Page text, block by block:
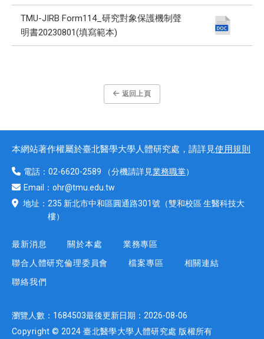
TMU-JIRB Form114_研究對象保護機制聲
明書20230801(填寫範本)
返回上頁
本網站著作權屬於臺北醫學大學人體研究處，請詳見使用規則
電話： 02-6620-2589 （分機請詳見業務職掌）
Email： ohr@tmu.edu.tw
地址： 235 新北市中和區圓通路301號 （雙和校區 生醫科技大
樓）
最新消息 關於本處
業務專區
聯合人體研究倫理委員會
檔案專區
相關連結
聯絡我們
瀏覽人數： 1684503最後更新日期： 2026-08-06
Copyright © 2024 臺北醫學大學人體研究處 版權所有